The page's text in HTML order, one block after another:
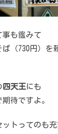
事も鑑みて
（730円）を
四天王にも
待ですよ。
トってのも